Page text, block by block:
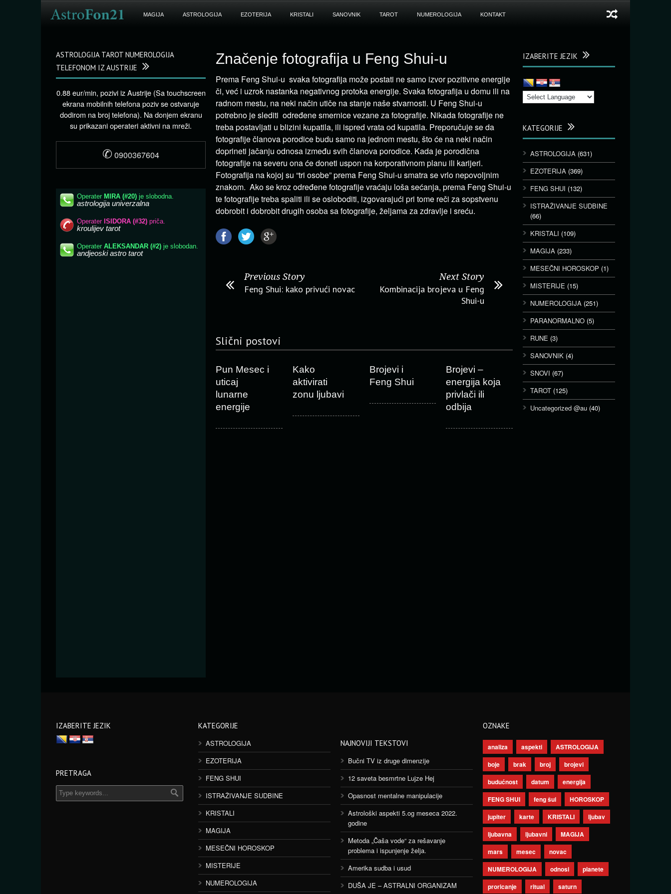
MAGIJA ASTROLOGIJA EZOTERIJA KRISTALI SANOVNIK TAROT NUMEROLOGIJA KONTAKT
Značenje fotografija u Feng Shui-u
Prema Feng Shui-u svaka fotografija može postati ne samo izvor pozitivne energije
či, već i uzrok nastanka negativnog protoka energije. Svaka fotografija u domu ili na
radnom mestu, na neki način utiče na stanje naše stvarnosti. U Feng Shui-u
potrebno je slediti određene smernice vezane za fotografije. Nikada fotografije ne
treba postavljati u blizini kupatila, ili ispred vrata od kupatila. Preporučuje se da
fotografije članova porodice budu samo na jednom mestu, što će na neki način
doprineti jačanju odnosa između svih članova porodice. Kada je porodična
fotografije na severu ona će doneti uspon na korporativnom planu ili karijeri.
Fotografija na kojoj su “tri osobe” prema Feng Shui-u smatra se vrlo nepovoljnim
znakom. Ako se kroz određene fotografije vraćaju loša sećanja, prema Feng Shui-u
te fotografije treba spaliti ili se osloboditi, izgovarajući pri tome reči za sopstvenu
dobrobit i dobrobit drugih osoba sa fotografije, željama za zdravlje i sreću.
Previous Story
Feng Shui: kako privući novac
Next Story
Kombinacija brojeva u Feng
Shui-u
Slični postovi
Pun Mesec i
uticaj
lunarne
energije
Kako
aktivirati
zonu ljubavi
Brojevi i
Feng Shui
Brojevi –
energija koja
privlači ili
odbija
IZABERITE JEZIK
KATEGORIJE
ASTROLOGIJA (631)
EZOTERIJA (369)
FENG SHUI (132)
ISTRAŽIVANJE SUDBINE
(66)
KRISTALI (109)
MAGIJA (233)
MESEČNI HOROSKOP (1)
MISTERIJE (15)
NUMEROLOGIJA (251)
PARANORMALNO (5)
RUNE (3)
SANOVNIK (4)
SNOVI (67)
TAROT (125)
Uncategorized @au (40)
ASTROLOGIJA TAROT NUMEROLOGIJA
TELEFONOM IZ AUSTRIJE
0.88 eur/min, pozivi iz Austrije (Sa touchscreen
ekrana mobilnih telefona poziv se ostvaruje
dodirom na broj telefona). Na donjem ekranu
su prikazani operateri aktivni na mreži.
✆ 0900367604
IZABERITE JEZIK
PRETRAGA
KATEGORIJE
ASTROLOGIJA
EZOTERIJA
FENG SHUI
ISTRAŽIVANJE SUDBINE
KRISTALI
MAGIJA
MESEČNI HOROSKOP
MISTERIJE
NUMEROLOGIJA
NAJNOVIJI TEKSTOVI
Bučni TV iz druge dimenzije
12 saveta besmrtne Lujze Hej
Opasnost mentalne manipulacije
Astrološki aspekti 5.og meseca 2022.
godine
Metoda „Čaša vode“ za rešavanje
problema i ispunjenje želja.
Amerika sudba i usud
DUŠA JE – ASTRALNI ORGANIZAM
OZNAKE
analiza aspekti
ASTROLOGIJA
boje
brak broj
brojevi
budućnost
datum
energija
FENG SHUI
feng šui
HOROSKOP
jupiter
karte KRISTALI
ljubav
ljubavna
ljubavni
MAGIJA
mars
mesec
novac
NUMEROLOGIJA
odnosi
planete
proricanje
ritual saturn